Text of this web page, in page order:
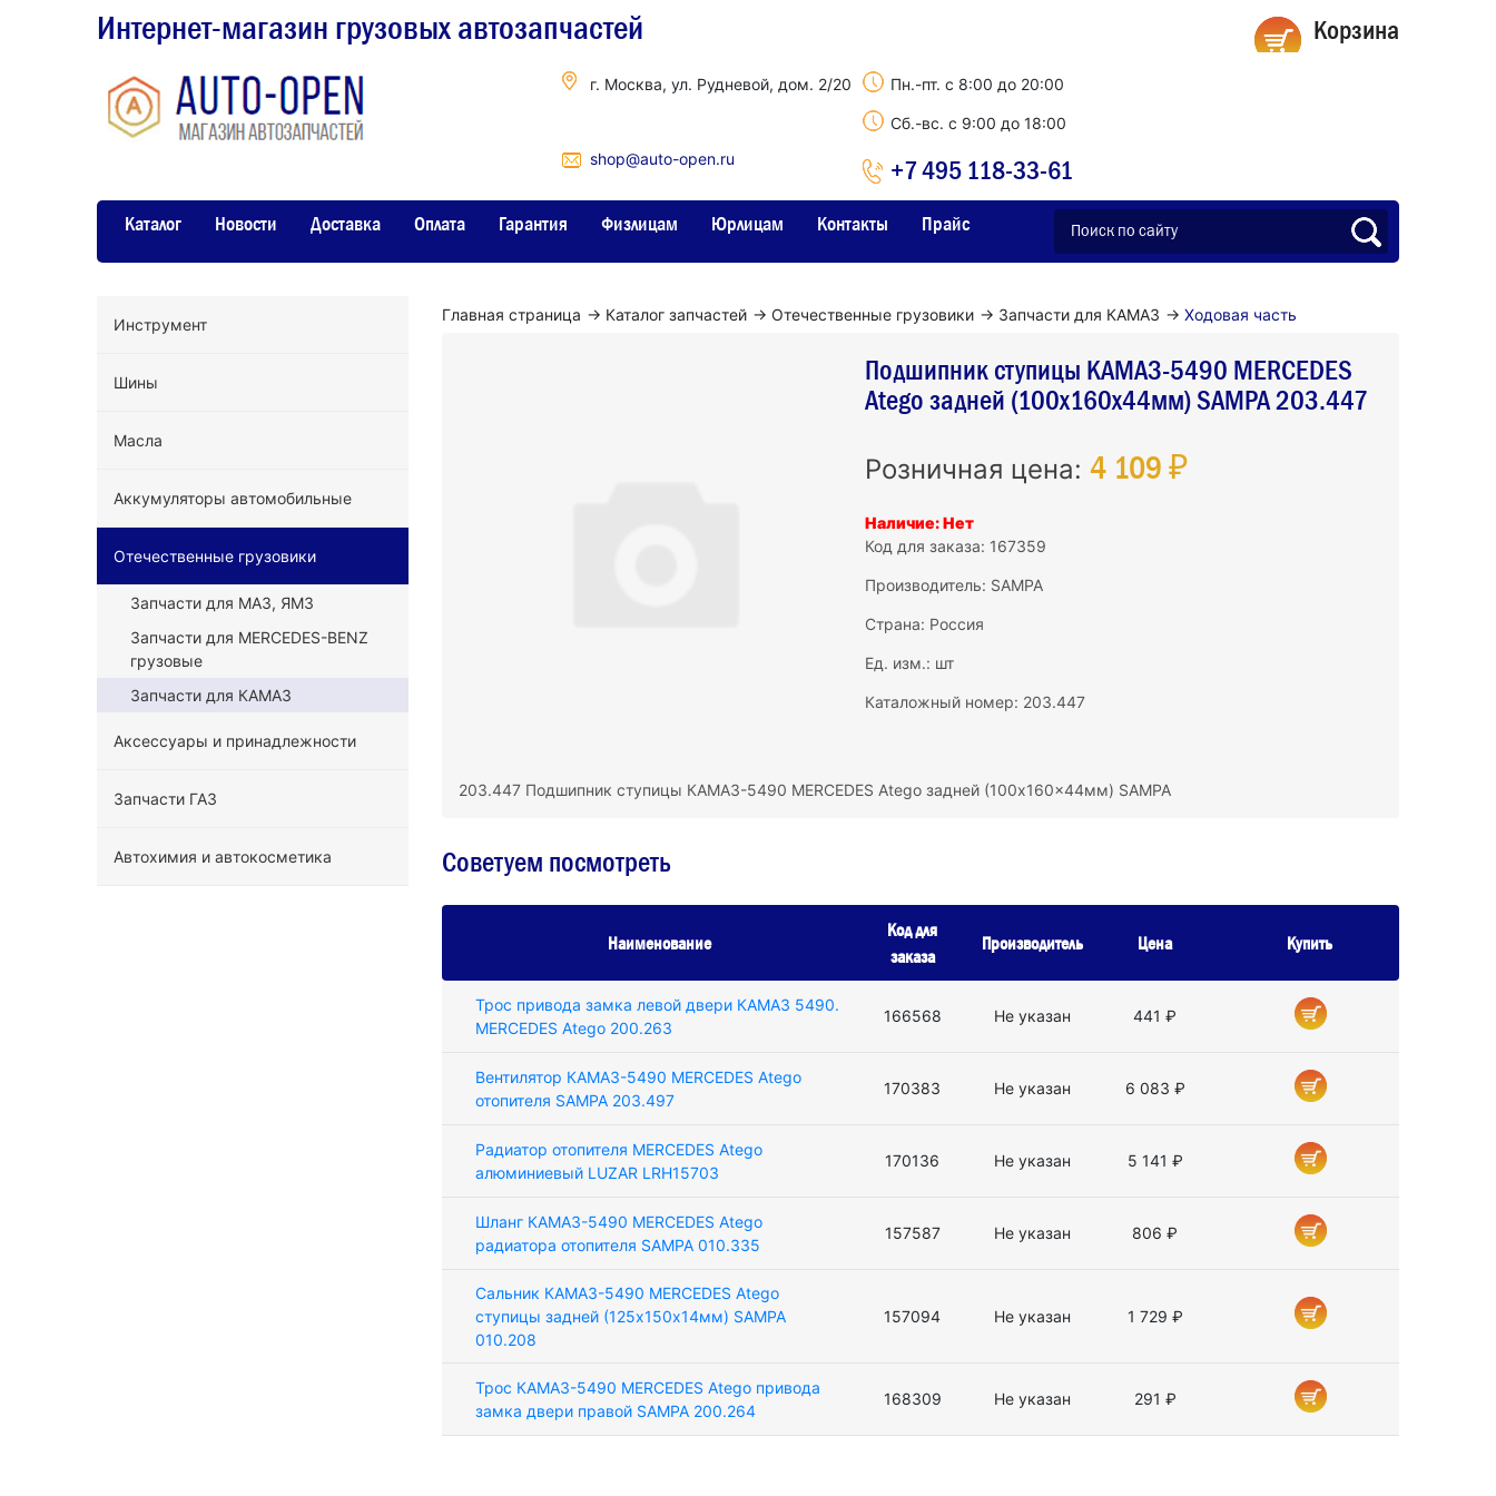
Интернет-магазин грузовых автозапчастей
г. Москва, ул. Рудневой, дом. 2/20
shop@auto-open.ru
Пн.-пт. с 8:00 до 20:00
Сб.-вс. с 9:00 до 18:00
+7 495 118-33-61
Корзина
Каталог Новости Доставка Оплата Гарантия Физлицам Юрлицам Контакты Прайс
Инструмент
Шины
Масла
Аккумуляторы автомобильные
Отечественные грузовики
Запчасти для МАЗ, ЯМЗ
Запчасти для MERCEDES-BENZ
грузовые
Запчасти для КАМАЗ
Аксессуары и принадлежности
Запчасти ГАЗ
Автохимия и автокосметика
Главная страница → Каталог запчастей → Отечественные грузовики → Запчасти для КАМАЗ → Ходовая часть
Подшипник ступицы КАМАЗ-5490 MERCEDES
Atego задней (100x160x44мм) SAMPA 203.447
Розничная цена: 4 109 ₽
Наличие: Нет
Код для заказа: 167359
Производитель: SAMPA
Страна: Россия
Ед. изм.: шт
Каталожный номер: 203.447
203.447 Подшипник ступицы КАМАЗ-5490 MERCEDES Atego задней (100x160x44мм) SAMPA
Советуем посмотреть
Наименование
Код для
заказа
Производитель Цена Купить
Трос привода замка левой двери КАМАЗ 5490.
MERCEDES Atego 200.263
166568 Не указан 441 ₽
Вентилятор КАМАЗ-5490 MERCEDES Atego
отопителя SAMPA 203.497
170383 Не указан 6 083 ₽
Радиатор отопителя MERCEDES Atego
алюминиевый LUZAR LRH15703
170136 Не указан 5 141 ₽
Шланг КАМАЗ-5490 MERCEDES Atego
радиатора отопителя SAMPA 010.335
157587 Не указан 806 ₽
Сальник КАМАЗ-5490 MERCEDES Atego
ступицы задней (125х150х14мм) SAMPA
010.208
157094 Не указан 1 729 ₽
Трос КАМАЗ-5490 MERCEDES Atego привода
замка двери правой SAMPA 200.264
168309 Не указан 291 ₽